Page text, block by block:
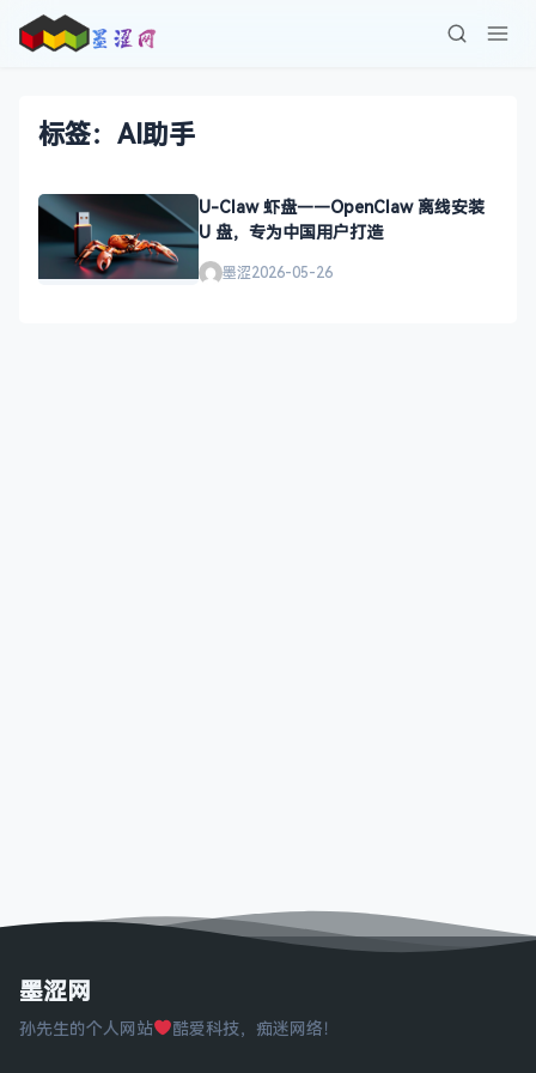
标签：AI助手
U-Claw 虾盘——OpenClaw 离线安装
U 盘，专为中国用户打造
墨涩2026-05-26
墨涩网
孙先生的个人网站 酷爱科技，痴迷网络！